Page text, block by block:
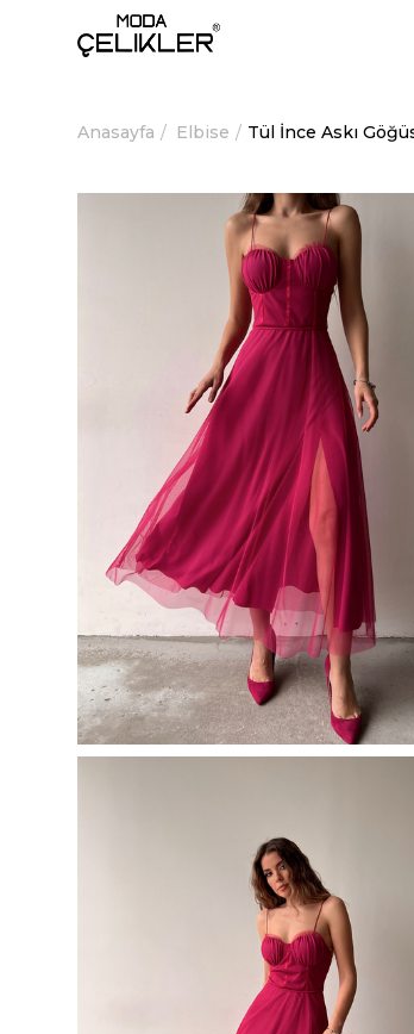
Anasayfa Elbise Tül İnce Askı